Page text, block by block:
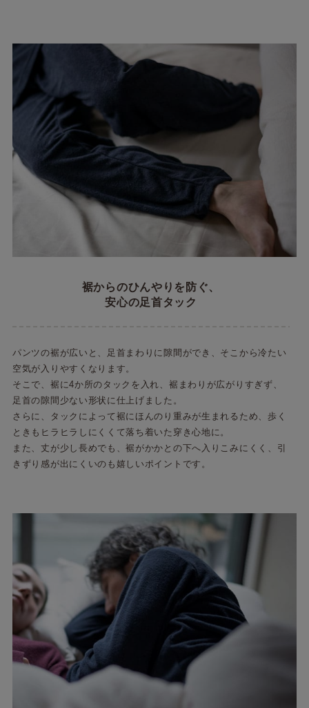
裾からのひんやりを防ぐ、
安心の足首タック
パンツの裾が広いと、足首まわりに隙間ができ、そこから冷たい
空気が入りやすくなります。
そこで、裾に4か所のタックを入れ、裾まわりが広がりすぎず、
足首の隙間少ない形状に仕上げました。
さらに、タックによって裾にほんのり重みが生まれるため、歩く
ときもヒラヒラしにくくて落ち着いた穿き心地に。
また、丈が少し長めでも、裾がかかとの下へ入りこみにくく、引
きずり感が出にくいのも嬉しいポイントです。